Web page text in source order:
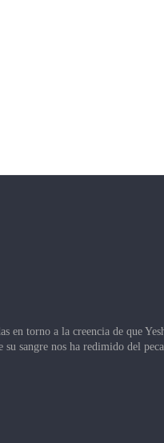
en torno a la creencia de que
sangre nos ha redimido del